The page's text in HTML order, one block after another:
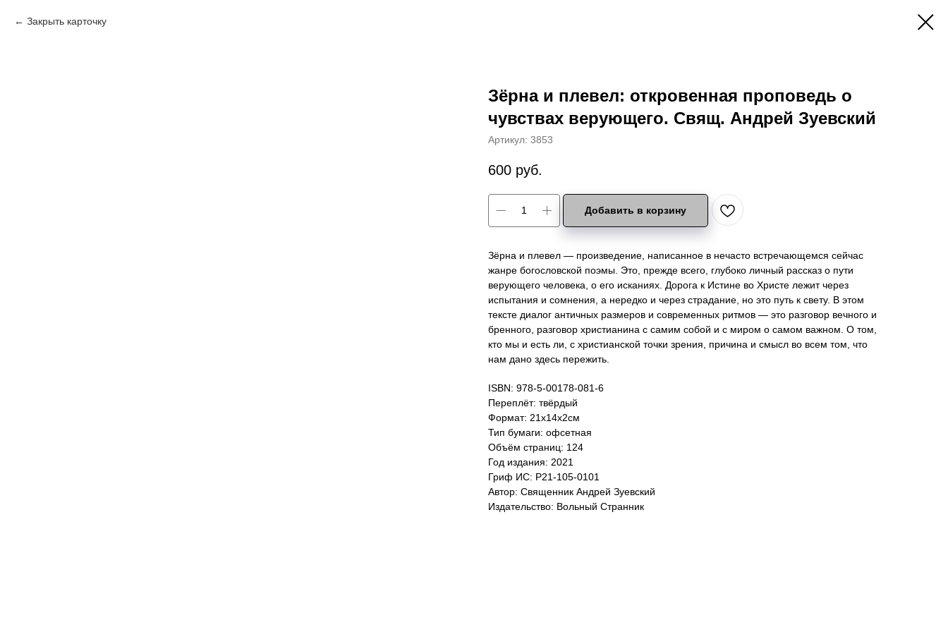
Закрыть карточку
Зёрна и плевел: откровенная проповедь о
чувствах верующего. Свящ. Андрей Зуевский
Артикул: 3853
600 руб.
Добавить в корзину
Зёрна и плевел — произведение, написанное в нечасто встречающемся сейчас
жанре богословской поэмы. Это, прежде всего, глубоко личный рассказ о пути
верующего человека, о его исканиях. Дорога к Истине во Христе лежит через
испытания и сомнения, а нередко и через страдание, но это путь к свету. В этом
тексте диалог античных размеров и современных ритмов — это разговор вечного и
бренного, разговор христианина с самим собой и с миром о самом важном. О том,
кто мы и есть ли, с христианской точки зрения, причина и смысл во всем том, что
нам дано здесь пережить.
ISBN: 978-5-00178-081-6
Переплёт: твёрдый
Формат: 21х14х2см
Тип бумаги: офсетная
Объём страниц: 124
Год издания: 2021
Гриф ИС: Р21-105-0101
Автор: Священник Андрей Зуевский
Издательство: Вольный Странник